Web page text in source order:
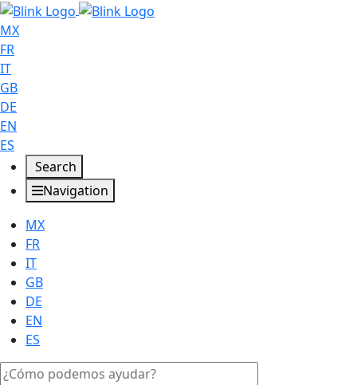
MX
FR
IT
GB
DE
EN
ES
Search
Navigation
MX
FR
IT
GB
DE
EN
ES